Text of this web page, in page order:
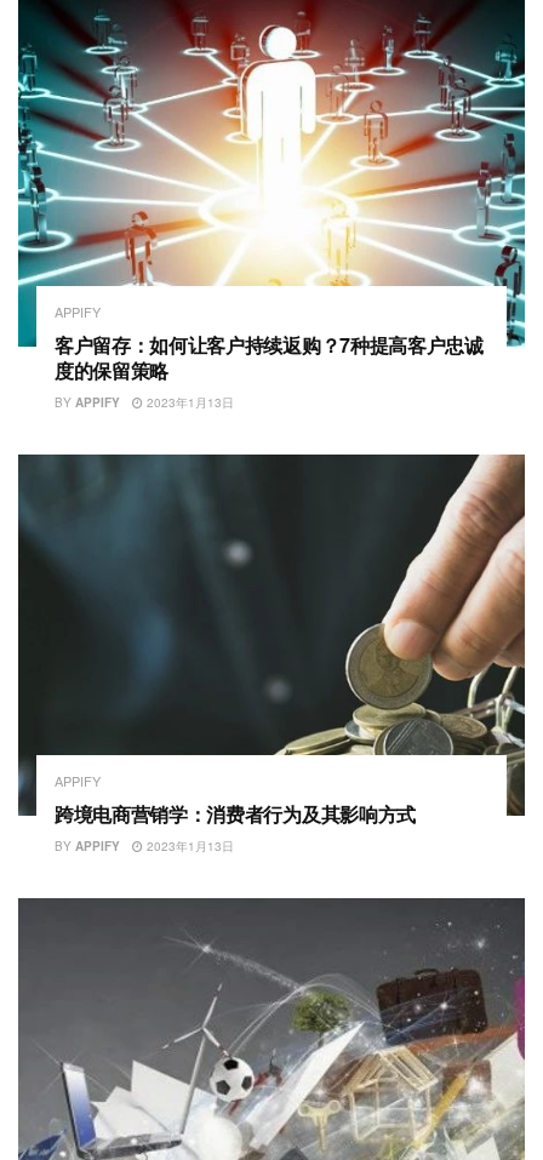
APPIFY
客户留存：如何让客户持续返购？7种提高客户忠诚
度的保留策略
BY APPIFY 2023年1月13日
APPIFY
跨境电商营销学：消费者行为及其影响方式
BY APPIFY 2023年1月13日